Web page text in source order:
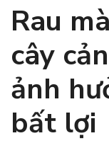
Rau
cây
ảnh
bất lợi